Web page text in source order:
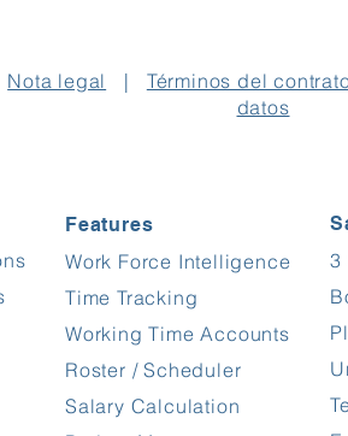
Nota legal | Términos del
datos
Features
Work Force Intelligence
Time Tracking
Working Time Accounts
Roster / Scheduler
Salary Calculation
3